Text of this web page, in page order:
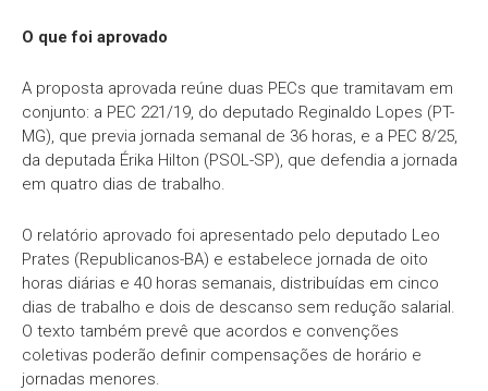
O que foi aprovado
A proposta aprovada reúne duas PECs que tramitavam em
conjunto: a PEC 221/19, do deputado Reginaldo Lopes (PT-
MG), que previa jornada semanal de 36 horas, e a PEC 8/25,
da deputada Érika Hilton (PSOL-SP), que defendia a jornada
em quatro dias de trabalho.
O relatório aprovado foi apresentado pelo deputado Leo
Prates (Republicanos-BA) e estabelece jornada de oito
horas diárias e 40 horas semanais, distribuídas em cinco
dias de trabalho e dois de descanso sem redução salarial.
O texto também prevê que acordos e convenções
coletivas poderão definir compensações de horário e
jornadas menores.